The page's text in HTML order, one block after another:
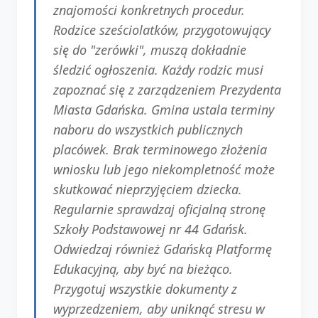
znajomości konkretnych procedur.
Rodzice sześciolatków, przygotowujący
się do "zerówki", muszą dokładnie
śledzić ogłoszenia. Każdy rodzic musi
zapoznać się z zarządzeniem Prezydenta
Miasta Gdańska. Gmina ustala terminy
naboru do wszystkich publicznych
placówek. Brak terminowego złożenia
wniosku lub jego niekompletność może
skutkować nieprzyjęciem dziecka.
Regularnie sprawdzaj oficjalną stronę
Szkoły Podstawowej nr 44 Gdańsk.
Odwiedzaj również Gdańską Platformę
Edukacyjną, aby być na bieżąco.
Przygotuj wszystkie dokumenty z
wyprzedzeniem, aby uniknąć stresu w